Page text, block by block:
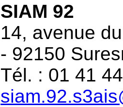
SIAM 92
14, avenue
- 92150
Tél. : 01 41